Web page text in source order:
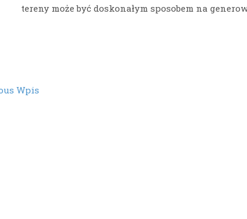
tereny może być doskonałym sposobem na
Wpis